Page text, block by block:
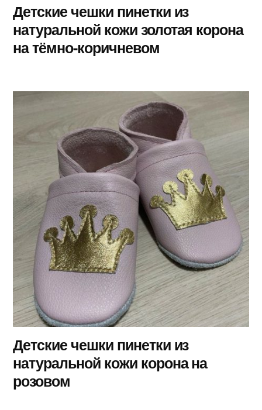
Детские чешки пинетки из
натуральной кожи золотая корона
на тёмно-коричневом
Детские чешки пинетки из
натуральной кожи корона на
розовом